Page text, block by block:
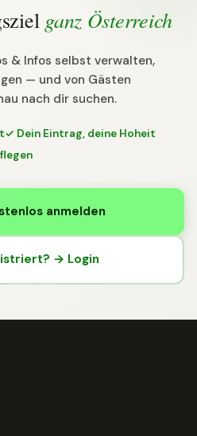
ganz Österreich
& Infos selbst verwalten,
— und von Gästen
nach dir suchen.
✓ Dein Eintrag, deine Hoheit
anmelden
→ Login